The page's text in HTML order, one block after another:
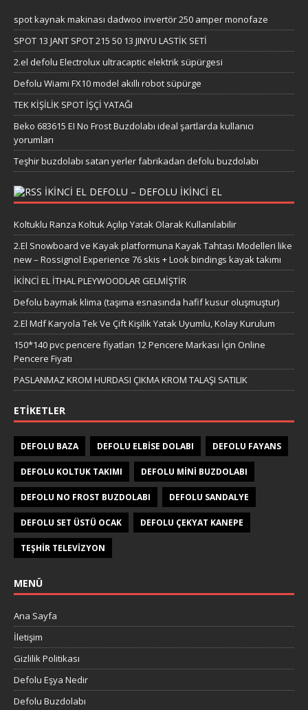
spot kaynak makinası dadwoo invertör 250 amper monofaze
SPOT 13 JANT SPOT 215 50 13 JINYU LASTİK SETİ
2.el defolu Electrolux ultracaptic elektrik süpürgesi
Defolu Wiami FX10 model akıllı robot süpürge
TEK KİŞİLİK SPOT İŞÇİ YATAĞI
Beko 683615 EI No Frost Buzdolabı ideal şartlarda kullanıcı
yorumları
Teşhir buzdolabı satan yerler fabrikadan defolu buzdolabı
IKINCI EL DEFOLU – DEFOLU IKINCI EL
Koltuklu Ranza Koltuk Açılıp Yatak Olarak Kullanılabilir
2.El Snowboard ve Kayak platformuna Kayak Tahtası Modelleri like
new – Rossignol Experience 76 skis + Look bindings kayak takımı
İKİNCİ EL İTHAL PLEYWOODLAR GELMİŞTİR
Defolu baymak klima (taşıma esnasında hafif kusur oluşmuştur)
2.El Mdf Karyola Tek Ve Çift Kişilik Yatak Uyumlu, Kolay Kurulum
150*140 pvc pencere fiyatları 12 Pencere Markası İçin Online
Pencere Fiyatı
PASLANMAZ KROM HURDASI ÇIKMA KROM TALAŞI SATILIK
ETIKETLER
DEFOLU BAZA DEFOLU ELBISE DOLABI DEFOLU FAYANS
DEFOLU KOLTUK TAKIMI DEFOLU MINI BUZDOLABI
DEFOLU NO FROST BUZDOLABI DEFOLU SANDALYE
DEFOLU SET ÜSTÜ OCAK DEFOLU ÇEKYAT KANEPE
TEŞHIR TELEVIZYON
MENÜ
Ana Sayfa
İletişim
Gizlilik Politikası
Defolu Eşya Nedir
Defolu Buzdolabı